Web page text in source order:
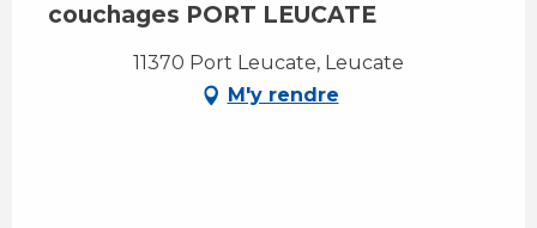
couchages PORT LEUCATE
11370 Port Leucate, Leucate
M'y rendre